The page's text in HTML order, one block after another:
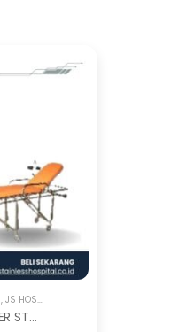
, JS HOSPITAL EQP
AMBULANCE STRETCHER STANDARD BAS-301-S